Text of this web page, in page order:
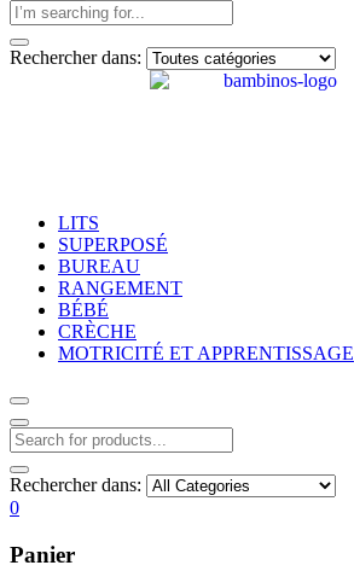
Rechercher dans:
LITS
SUPERPOSÉ
BUREAU
RANGEMENT
BÉBÉ
CRÈCHE
MOTRICITÉ ET APPRENTISSAGE
Rechercher dans:
0
Panier